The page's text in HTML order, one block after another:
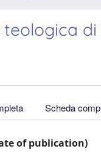
Scheda
of publication)